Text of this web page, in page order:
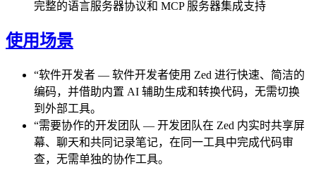
完整的语言服务器协议和 MCP 服务器集成支持
使用场景
“软件开发者 — 软件开发者使用 Zed 进行快速、简洁的
编码，并借助内置 AI 辅助生成和转换代码，无需切换
到外部工具。
“需要协作的开发团队 — 开发团队在 Zed 内实时共享屏
幕、聊天和共同记录笔记，在同一工具中完成代码审
查，无需单独的协作工具。